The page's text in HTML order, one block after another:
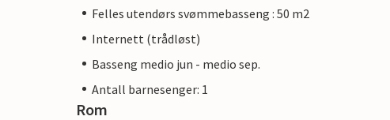
Felles utendørs svømmebasseng : 50 m2
Internett (trådløst)
Basseng medio jun - medio sep.
Antall barnesenger: 1
Rom